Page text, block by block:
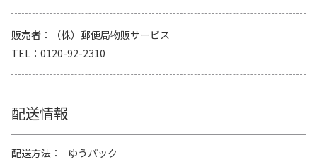
販売者
（株）郵便局物販サービス
TEL
0120-92-2310
配送情報
配送方法
ゆうパック